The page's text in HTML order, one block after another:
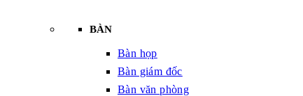
BÀN
Bàn họp
Bàn giám đốc
Bàn văn phòng